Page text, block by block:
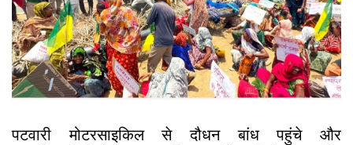
पटवारी मोटरसाइकिल से दौधन बांध पहुंचे और